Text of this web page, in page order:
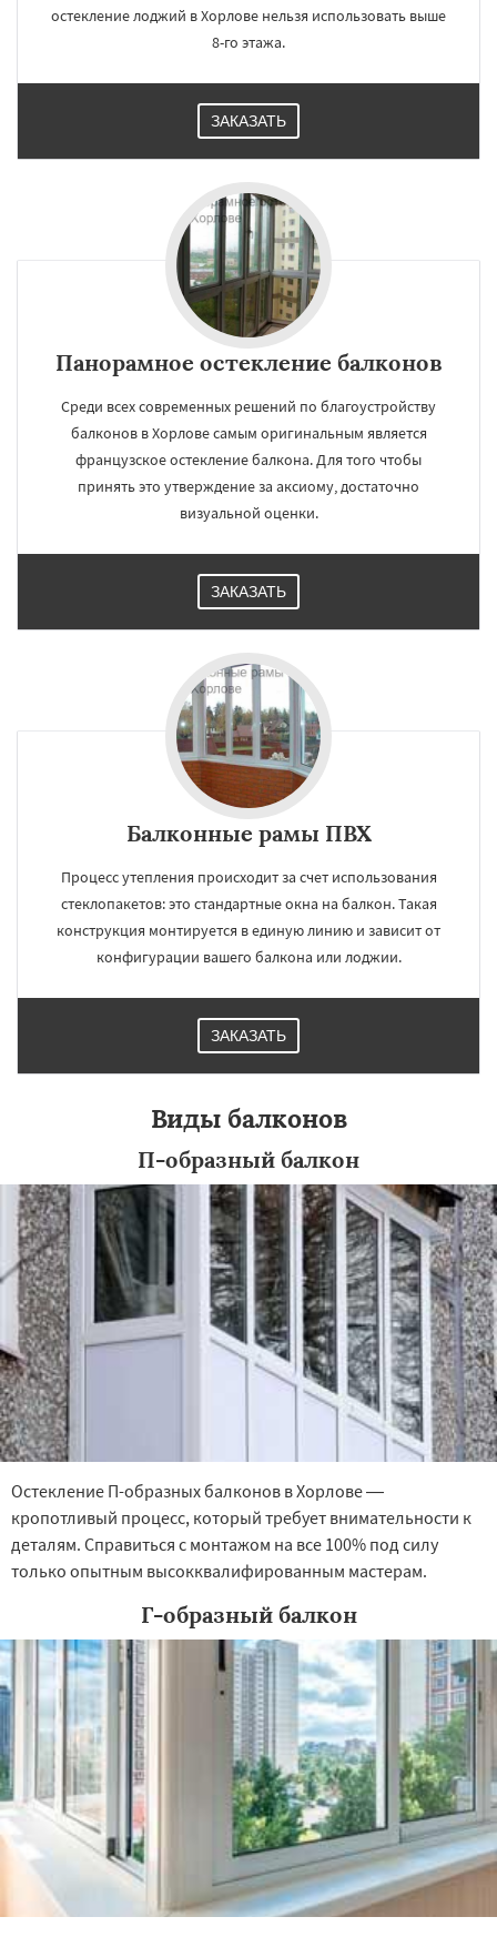
остекление лоджий в Хорлове нельзя использовать выше
8-го этажа.
ЗАКАЗАТЬ
Панорамное остекление балконов
Среди всех современных решений по благоустройству
балконов в Хорлове самым оригинальным является
французское остекление балкона. Для того чтобы
принять это утверждение за аксиому, достаточно
визуальной оценки.
ЗАКАЗАТЬ
Балконные рамы ПВХ
Процесс утепления происходит за счет использования
стеклопакетов: это стандартные окна на балкон. Такая
конструкция монтируется в единую линию и зависит от
конфигурации вашего балкона или лоджии.
ЗАКАЗАТЬ
Виды балконов
П-образный балкон
Остекление П-образных балконов в Хорлове —
кропотливый процесс, который требует внимательности к
деталям. Справиться с монтажом на все 100% под силу
только опытным высокквалифированным мастерам.
Г-образный балкон